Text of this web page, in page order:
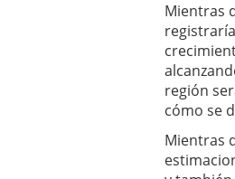
Mientras
región
cómo se
Mientras